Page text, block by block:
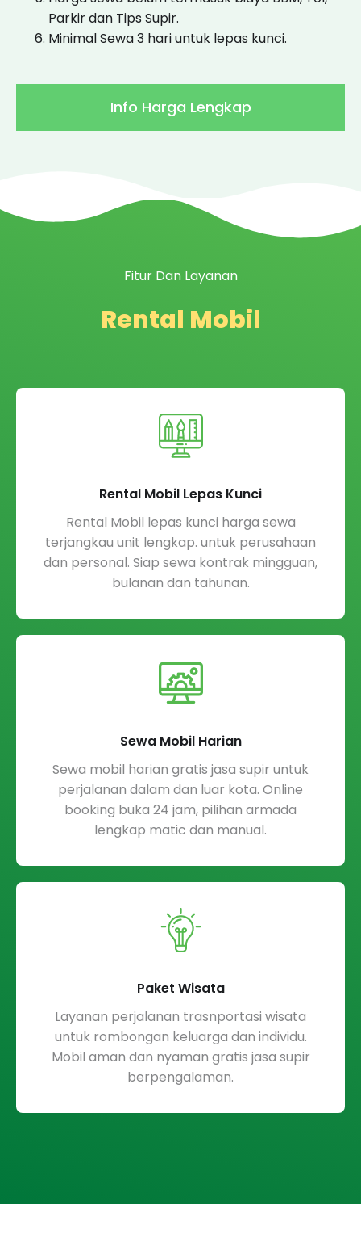
Parkir dan Tips Supir.
Minimal Sewa 3 hari untuk lepas kunci.
Info Harga Lengkap
Fitur Dan Layanan
Rental Mobil
Rental Mobil Lepas Kunci
Rental Mobil lepas kunci harga sewa
terjangkau unit lengkap. untuk perusahaan
dan personal. Siap sewa kontrak mingguan,
bulanan dan tahunan.
Sewa Mobil Harian
Sewa mobil harian gratis jasa supir untuk
perjalanan dalam dan luar kota. Online
booking buka 24 jam, pilihan armada
lengkap matic dan manual.
Paket Wisata
Layanan perjalanan trasnportasi wisata
untuk rombongan keluarga dan individu.
Mobil aman dan nyaman gratis jasa supir
berpengalaman.